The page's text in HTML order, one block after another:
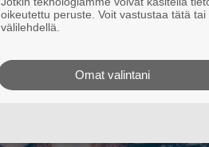
oikeutettu peruste. Voit vastustaa tätä
välilehdellä.
Omat valintani